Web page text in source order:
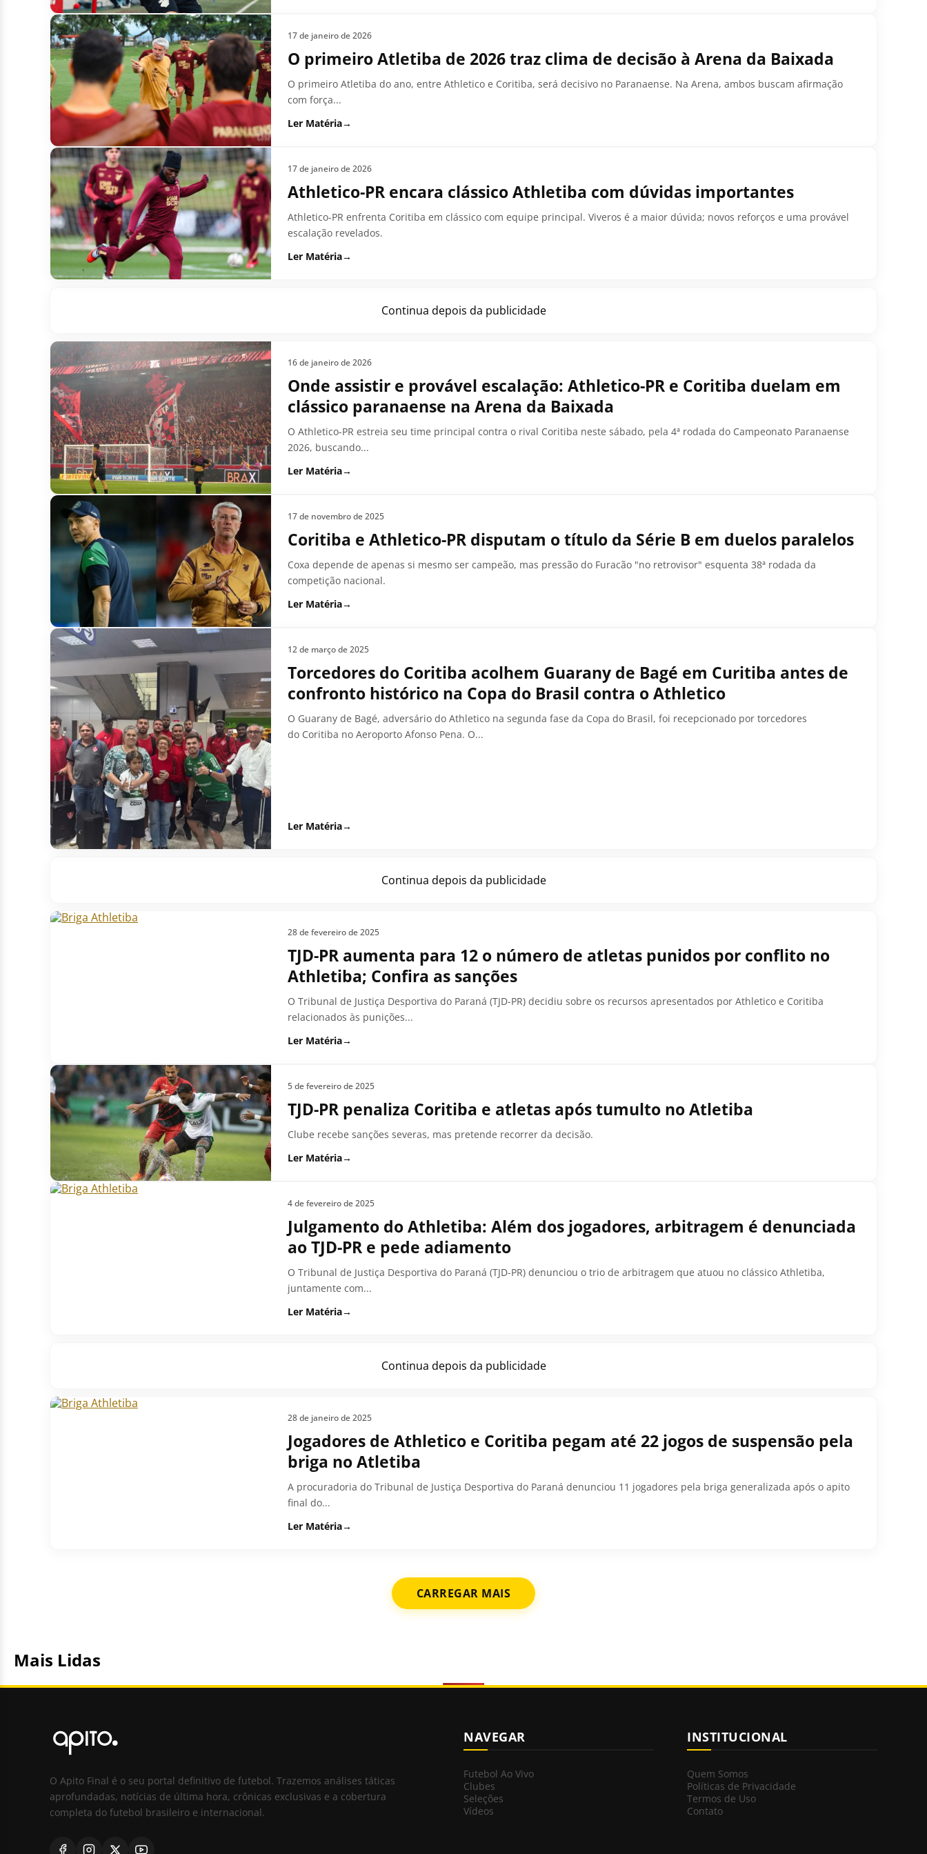
17 de janeiro de 2026
O primeiro Atletiba de 2026 traz clima de decisão à Arena da Baixada
O primeiro Atletiba do ano, entre Athletico e Coritiba, será decisivo no Paranaense. Na Arena, ambos buscam afirmação
com força...
Ler Matéria→
17 de janeiro de 2026
Athletico-PR encara clássico Athletiba com dúvidas importantes
Athletico-PR enfrenta Coritiba em clássico com equipe principal. Viveros é a maior dúvida; novos reforços e uma provável
escalação revelados.
Ler Matéria→
Continua depois da publicidade
16 de janeiro de 2026
Onde assistir e provável escalação: Athletico-PR e Coritiba duelam em
clássico paranaense na Arena da Baixada
O Athletico-PR estreia seu time principal contra o rival Coritiba neste sábado, pela 4ª rodada do Campeonato Paranaense
2026, buscando...
Ler Matéria→
17 de novembro de 2025
Coritiba e Athletico-PR disputam o título da Série B em duelos paralelos
Coxa depende de apenas si mesmo ser campeão, mas pressão do Furacão "no retrovisor" esquenta 38ª rodada da
competição nacional.
Ler Matéria→
12 de março de 2025
Torcedores do Coritiba acolhem Guarany de Bagé em Curitiba antes de
confronto histórico na Copa do Brasil contra o Athletico
O Guarany de Bagé, adversário do Athletico na segunda fase da Copa do Brasil, foi recepcionado por torcedores
do Coritiba no Aeroporto Afonso Pena. O...
Ler Matéria→
Continua depois da publicidade
28 de fevereiro de 2025
TJD-PR aumenta para 12 o número de atletas punidos por conflito no
Athletiba; Confira as sanções
O Tribunal de Justiça Desportiva do Paraná (TJD-PR) decidiu sobre os recursos apresentados por Athletico e Coritiba
relacionados às punições...
Ler Matéria→
5 de fevereiro de 2025
TJD-PR penaliza Coritiba e atletas após tumulto no Atletiba
Clube recebe sanções severas, mas pretende recorrer da decisão.
Ler Matéria→
4 de fevereiro de 2025
Julgamento do Athletiba: Além dos jogadores, arbitragem é denunciada
ao TJD-PR e pede adiamento
O Tribunal de Justiça Desportiva do Paraná (TJD-PR) denunciou o trio de arbitragem que atuou no clássico Athletiba,
juntamente com...
Ler Matéria→
Continua depois da publicidade
28 de janeiro de 2025
Jogadores de Athletico e Coritiba pegam até 22 jogos de suspensão pela
briga no Atletiba
A procuradoria do Tribunal de Justiça Desportiva do Paraná denunciou 11 jogadores pela briga generalizada após o apito
final do...
Ler Matéria→
CARREGAR MAIS
Mais Lidas
O Apito Final é o seu portal definitivo de futebol. Trazemos análises táticas
aprofundadas, notícias de última hora, crônicas exclusivas e a cobertura
completa do futebol brasileiro e internacional.
NAVEGAR
Futebol Ao Vivo
Clubes
Seleções
Vídeos
INSTITUCIONAL
Quem Somos
Políticas de Privacidade
Termos de Uso
Contato